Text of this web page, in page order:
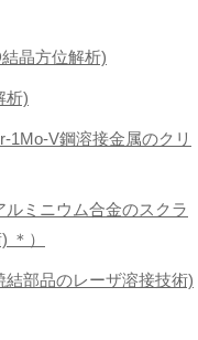
晶方位解析)
析)
1Mo-V鋼溶接金属のクリ
ミニウム合金のスクラ
＊）
結部品のレーザ溶接技術)